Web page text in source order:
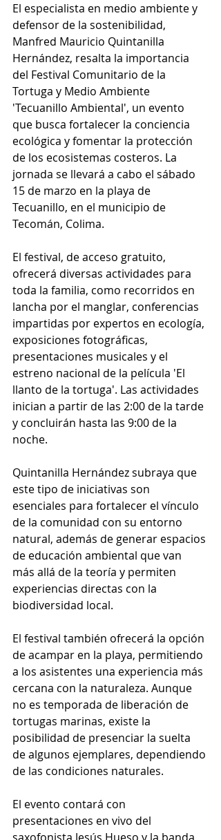
El especialista en medio ambiente y
defensor de la sostenibilidad,
Manfred Mauricio Quintanilla
Hernández, resalta la importancia
del Festival Comunitario de la
Tortuga y Medio Ambiente
'Tecuanillo Ambiental', un evento
que busca fortalecer la conciencia
ecológica y fomentar la protección
de los ecosistemas costeros. La
jornada se llevará a cabo el sábado
15 de marzo en la playa de
Tecuanillo, en el municipio de
Tecomán, Colima.
El festival, de acceso gratuito,
ofrecerá diversas actividades para
toda la familia, como recorridos en
lancha por el manglar, conferencias
impartidas por expertos en ecología,
exposiciones fotográficas,
presentaciones musicales y el
estreno nacional de la película 'El
llanto de la tortuga'. Las actividades
inician a partir de las 2:00 de la tarde
y concluirán hasta las 9:00 de la
noche.
Quintanilla Hernández subraya que
este tipo de iniciativas son
esenciales para fortalecer el vínculo
de la comunidad con su entorno
natural, además de generar espacios
de educación ambiental que van
más allá de la teoría y permiten
experiencias directas con la
biodiversidad local.
El festival también ofrecerá la opción
de acampar en la playa, permitiendo
a los asistentes una experiencia más
cercana con la naturaleza. Aunque
no es temporada de liberación de
tortugas marinas, existe la
posibilidad de presenciar la suelta
de algunos ejemplares, dependiendo
de las condiciones naturales.
El evento contará con
presentaciones en vivo del